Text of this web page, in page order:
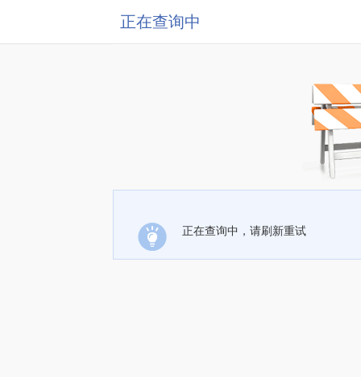
正在查询中
正在查询中，请刷新重试